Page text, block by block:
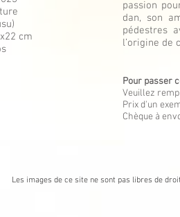
passion
dan, son
pédestres
l’origine de
Pour passer
Veuillez
Prix d'un
Chèque à
cm
Les images de ce site ne sont pas libres de